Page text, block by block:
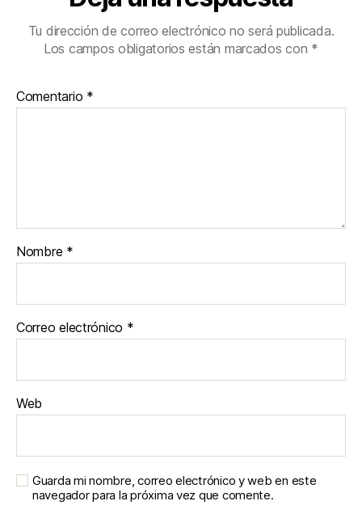
Tu dirección de correo electrónico no será publicada.
Los campos obligatorios están marcados con *
Comentario *
Nombre *
Correo electrónico *
Web
Guarda mi nombre, correo electrónico y web en este
navegador para la próxima vez que comente.